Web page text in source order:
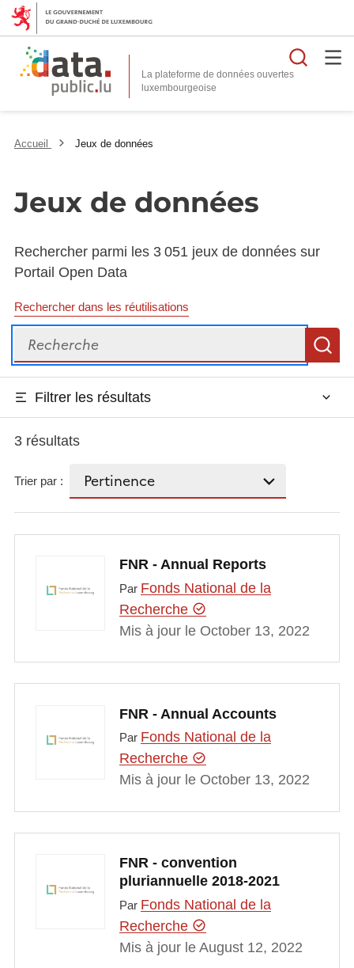
La plateforme de données ouvertes
Accueil Jeux de données
Jeux de données
Rechercher parmi les 3 051 jeux de données sur
Portail Open Data
Rechercher dans les réutilisations
Recherche
Filtrer les résultats
3 résultats
Trier par :
FNR - Annual Reports
Par Fonds National de la
Recherche
Mis à jour le October 13, 2022
FNR - Annual Accounts
Par Fonds National de la
Recherche
Mis à jour le October 13, 2022
FNR - convention
pluriannuelle 2018-2021
Par Fonds National de la
Recherche
Mis à jour le August 12, 2022